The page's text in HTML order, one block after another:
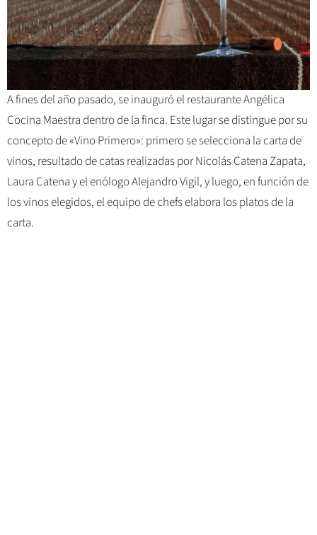
A fines del año pasado, se inauguró el restaurante Angélica
Cocina Maestra dentro de la finca. Este lugar se distingue por su
concepto de «Vino Primero»: primero se selecciona la carta de
vinos, resultado de catas realizadas por Nicolás Catena Zapata,
Laura Catena y el enólogo Alejandro Vigil, y luego, en función de
los vinos elegidos, el equipo de chefs elabora los platos de la
carta.